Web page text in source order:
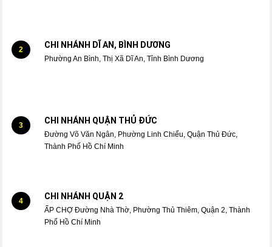
2 CHI NHÁNH DĨ AN, BÌNH DƯƠNG
Phường An Bình, Thị Xã Dĩ An, Tỉnh Bình Dương
3 CHI NHÁNH QUẬN THỦ ĐỨC
Đường Võ Văn Ngân, Phường Linh Chiểu, Quận Thủ Đức,
Thành Phố Hồ Chí Minh
4 CHI NHÁNH QUẬN 2
ẤP CHỢ Đường Nhà Thờ, Phường Thủ Thiêm, Quận 2, Thành
Phố Hồ Chí Minh